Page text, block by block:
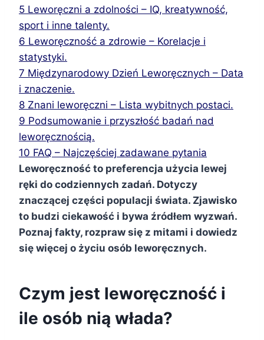
5 Leworęczni a zdolności – IQ, kreatywność,
sport i inne talenty.
6 Leworęczność a zdrowie – Korelacje i
statystyki.
7 Międzynarodowy Dzień Leworęcznych – Data
i znaczenie.
8 Znani leworęczni – Lista wybitnych postaci.
9 Podsumowanie i przyszłość badań nad
leworęcznością.
10 FAQ – Najczęściej zadawane pytania
Leworęczność to preferencja użycia lewej
ręki do codziennych zadań. Dotyczy
znaczącej części populacji świata. Zjawisko
to budzi ciekawość i bywa źródłem wyzwań.
Poznaj fakty, rozpraw się z mitami i dowiedz
się więcej o życiu osób leworęcznych.
Czym jest leworęczność i
ile osób nią włada?